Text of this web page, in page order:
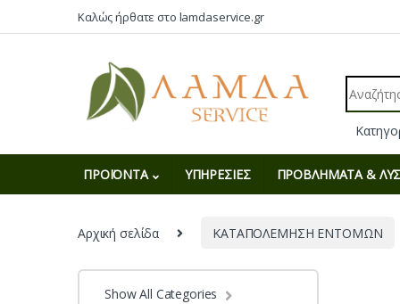
Skip to navigation
Skip to contentΚαλώς ήρθατε στο lamdaservice.gr
Search
ΠΡΟΪΟΝΤΑ ΥΠΗΡΕΣΙΕΣ ΠΡΟΒΛΗΜΑΤΑ &
Αρχική σελίδα ΚΑΤΑΠΟΛΕΜΗΣΗ ΕΝΤΟΜΩΝ
Show All Categories